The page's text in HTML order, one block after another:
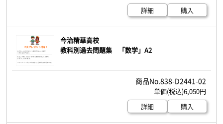
詳細
購入
今治精華高校
教科別過去問題集 「数学」A2
838-D2441-02
6,050円
詳細
購入